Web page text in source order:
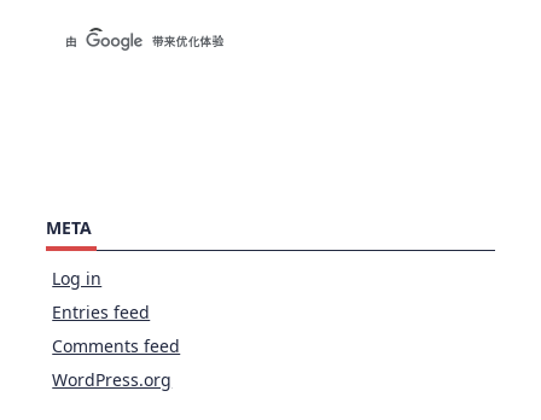
META
Log in
Entries feed
Comments feed
WordPress.org